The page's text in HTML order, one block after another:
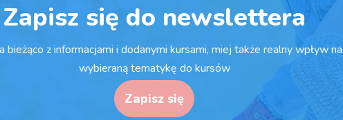
Zapisz się do newslettera
bieżąco z informacjami i dodanymi kursami, miej także realny wpływ na
wybieraną tematykę do kursów
Zapisz się